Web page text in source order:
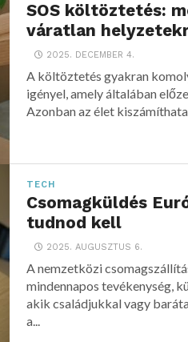
SOS költöztetés:
váratlan
2025. DECEMBER 4.
A költöztetés gyakran
igényel, amely általában
Azonban az élet
TECH
Csomagküldés
tudnod kell
2025. AUGUSZTUS 6.
A nemzetközi
mindennapos tevékenység,
akik családjukkal vagy
a...